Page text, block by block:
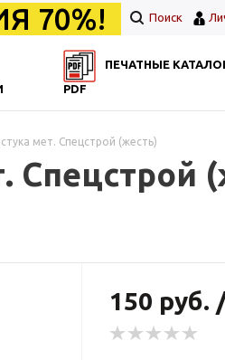
70%! Поиск
ПЕЧАТНЫЕ
PDF
мет. Спецстрой (жесть)
Спецстрой
150 руб.